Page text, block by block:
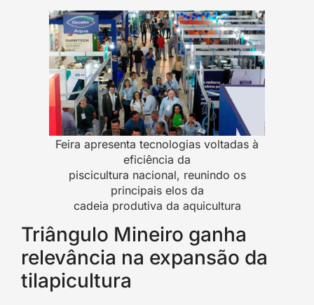
Feira apresenta tecnologias voltadas à
eficiência da
piscicultura nacional, reunindo os
principais elos da
cadeia produtiva da aquicultura
Triângulo Mineiro ganha
relevância na expansão da
tilapicultura